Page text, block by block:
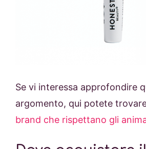
Se vi interessa approfondire
argomento, qui potete
brand che rispettano gli